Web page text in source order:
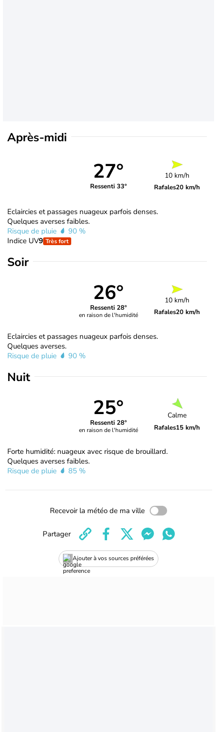
Après-midi
27°
Ressenti 33°
10 km/h
Rafales20 km/h
Eclaircies et passages nuageux parfois denses.
Quelques averses faibles.
Risque de pluie
90 %
Indice UV9 Très fort
Soir
26°
Ressenti 28°
en raison de l'humidité
10 km/h
Rafales20 km/h
Eclaircies et passages nuageux parfois denses.
Quelques averses.
Risque de pluie
90 %
Nuit
25°
Ressenti 28°
en raison de l'humidité
Calme
Rafales15 km/h
Forte humidité: nuageux avec risque de brouillard.
Quelques averses faibles.
Risque de pluie
85 %
Recevoir la météo de ma ville
Ajouter à vos sources préférées
Partager